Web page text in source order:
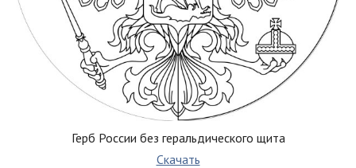
Герб России без геральдического щита
Скачать